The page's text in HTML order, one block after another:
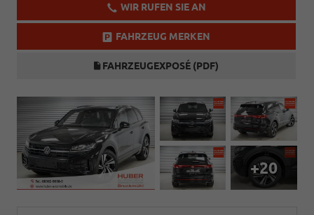
WIR RUFEN SIE AN
FAHRZEUG MERKEN
FAHRZEUGEXPOSÉ (PDF)
+20